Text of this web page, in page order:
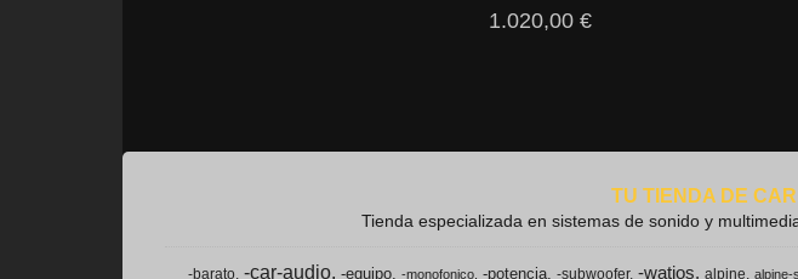
1.020,00 €
TU TIENDA DE
Tienda especializada en sistemas de sonido y
-barato -car-audio -equipo -monofonico -potencia -subwoofer -watios alpine alpine-